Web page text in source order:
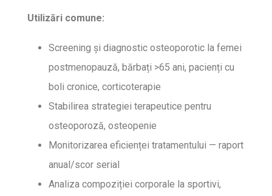
Utilizări comune:
Screening și diagnostic osteoporotic la femei
postmenopauză, bărbați >65 ani, pacienți cu
boli cronice, corticoterapie
Stabilirea strategiei terapeutice pentru
osteoporoză, osteopenie
Monitorizarea eficienței tratamentului — raport
anual/scor serial
Analiza compoziției corporale la sportivi,